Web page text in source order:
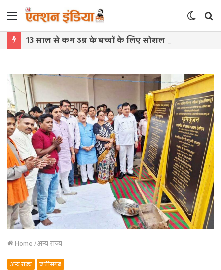
Menu
Switch
skin
Home/अन्य राज्य
अन्य राज्य छत्तीसगढ़